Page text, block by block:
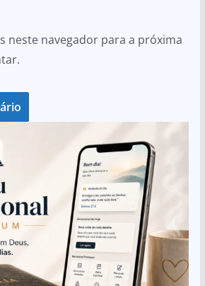
neste navegador para a próxima